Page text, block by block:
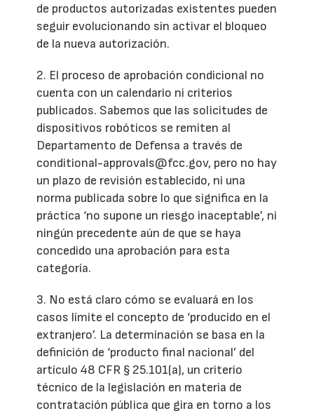
de productos autorizadas existentes pueden
seguir evolucionando sin activar el bloqueo
de la nueva autorización.
2. El proceso de aprobación condicional no
cuenta con un calendario ni criterios
publicados. Sabemos que las solicitudes de
dispositivos robóticos se remiten al
Departamento de Defensa a través de
conditional-approvals@fcc.gov, pero no hay
un plazo de revisión establecido, ni una
norma publicada sobre lo que significa en la
práctica ‘no supone un riesgo inaceptable’, ni
ningún precedente aún de que se haya
concedido una aprobación para esta
categoría.
3. No está claro cómo se evaluará en los
casos límite el concepto de ‘producido en el
extranjero’. La determinación se basa en la
definición de ‘producto final nacional’ del
artículo 48 CFR § 25.101(a), un criterio
técnico de la legislación en materia de
contratación pública que gira en torno a los